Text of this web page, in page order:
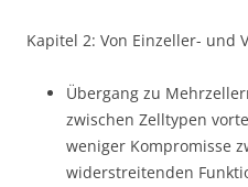
Kapitel 2: Von Einzeller- und
Übergang zu
zwischen Zelltypen
weniger Kompromisse
widerstreitenden